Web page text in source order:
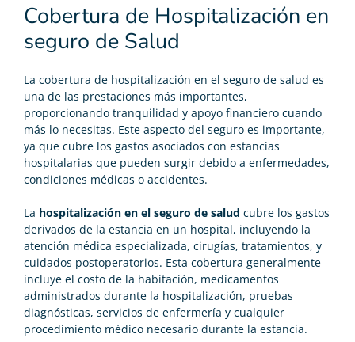
Cobertura de Hospitalización en
seguro de Salud
La cobertura de hospitalización en el seguro de salud es
una de las prestaciones más importantes,
proporcionando tranquilidad y apoyo financiero cuando
más lo necesitas. Este aspecto del seguro es importante,
ya que cubre los gastos asociados con estancias
hospitalarias que pueden surgir debido a enfermedades,
condiciones médicas o accidentes.
La hospitalización en el seguro de salud cubre los gastos
derivados de la estancia en un hospital, incluyendo la
atención médica especializada, cirugías, tratamientos, y
cuidados postoperatorios. Esta cobertura generalmente
incluye el costo de la habitación, medicamentos
administrados durante la hospitalización, pruebas
diagnósticas, servicios de enfermería y cualquier
procedimiento médico necesario durante la estancia.